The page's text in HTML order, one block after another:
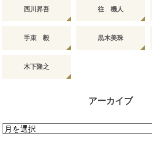
西川昇吾 往 機人
手束 毅 黒木美珠
木下隆之
アーカイブ
ア